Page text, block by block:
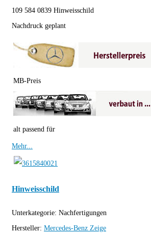
109 584 0839 Hinweisschild
Nachdruck geplant
MB-Preis
alt passend für
Mehr...
Hinweisschild
Unterkategorie: Nachfertigungen
Hersteller: Mercedes-Benz Zeige